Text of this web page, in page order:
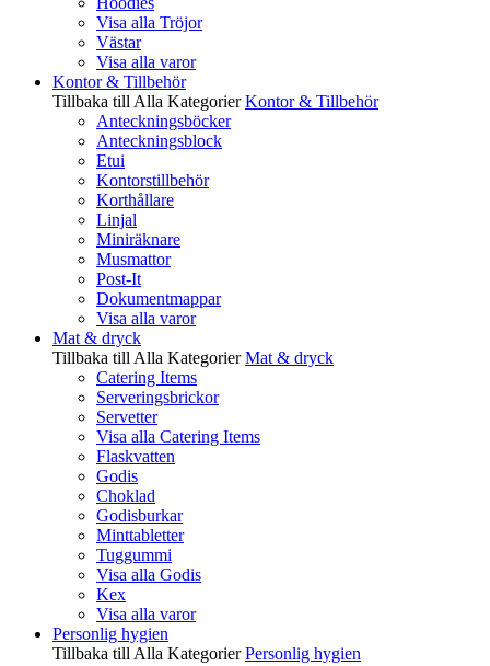
Visa alla Tröjor
Västar
Visa alla varor
Kontor & Tillbehör
Tillbaka till Alla Kategorier Kontor & Tillbehör
Anteckningsböcker
Anteckningsblock
Etui
Kontorstillbehör
Korthållare
Linjal
Miniräknare
Musmattor
Post-It
Dokumentmappar
Visa alla varor
Mat & dryck
Tillbaka till Alla Kategorier Mat & dryck
Catering Items
Serveringsbrickor
Servetter
Visa alla Catering Items
Flaskvatten
Godis
Choklad
Godisburkar
Minttabletter
Tuggummi
Visa alla Godis
Kex
Visa alla varor
Personlig hygien
Tillbaka till Alla Kategorier Personlig hygien